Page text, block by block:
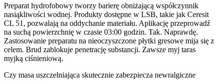
Preparat hydrofobowy tworzy barierę obniżającą współczynnik
nasiąkliwości wodnej. Produkty dostępne w LSB, takie jak Ceresit
CL 51, pozwalają na oddychanie materiału. Aplikację przeprowadź
na suchą powierzchnię w czasie 03:00 godzin. Tak. Naprawdę.
Zastosowanie preparatu na nieoczyszczone płytki gresowe mija się z
celem. Brud zablokuje penetrację substancji. Zawsze myj taras
myjką ciśnieniową.
Czy masa uszczelniająca skutecznie zabezpiecza newralgiczne